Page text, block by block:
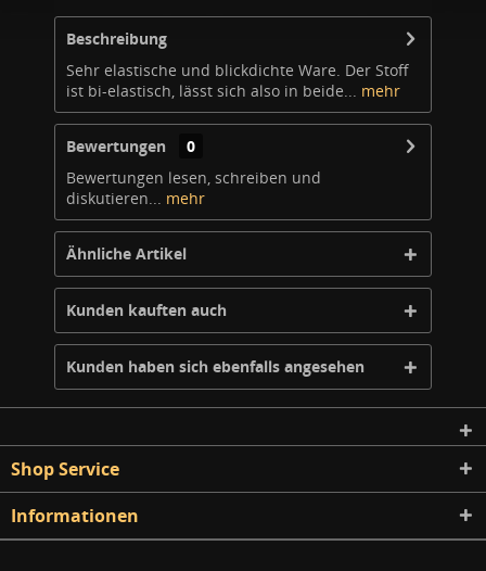
Beschreibung
Sehr elastische und blickdichte Ware. Der Stoff
ist bi-elastisch, lässt sich also in beide... mehr
Bewertungen
0
Bewertungen lesen, schreiben und
diskutieren... mehr
Ähnliche Artikel
Kunden kauften auch
Kunden haben sich ebenfalls angesehen
Shop Service
Informationen